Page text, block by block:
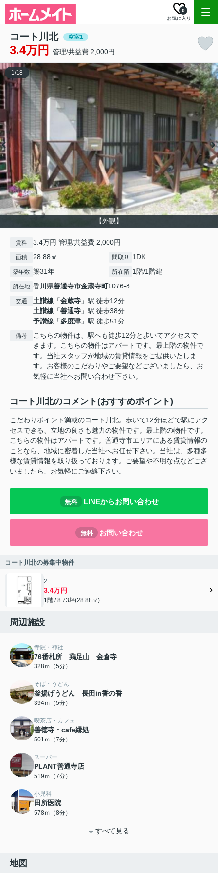
お気に入り
0
コート川北 空室1
3.4万円 管理/共益費 2,000円
【外観】
1/18
賃料 3.4万円 管理/共益費 2,000円
面積 28.88㎡ 間取り 1DK
築年数 築31年 所在階 1階/1階建
所在地 香川県善通寺市金蔵寺町1076-8
交通 土讃線 「金蔵寺 」駅 徒歩12分
土讃線 「善通寺 」駅 徒歩38分
予讃線 「多度津 」駅 徒歩51分
備考
こちらの物件は、駅へも徒歩12分と歩いてアクセスで
きます。こちらの物件はアパートです。最上階の物件で
す。当社スタッフが地域の賃貸情報をご提供いたしま
す。お客様のこだわりやご要望などございましたら、お
気軽に当社へお問い合わせ下さい。
コート川北のコメント(おすすめポイント)
こだわりポイント満載のコート川北。歩いて12分ほどで駅にアク
セスできる、立地の良さも魅力の物件です。最上階の物件です。
こちらの物件はアパートです。善通寺市エリアにある賃貸情報の
ことなら、地域に密着した当社へお任せ下さい。当社は、多種多
様な賃貸情報を取り扱っております。ご要望や不明な点などござ
いましたら、お気軽にご連絡下さい。
無料 LINEからお問い合わせ
無料 お問い合わせ
コート川北の募集中物件
2
3.4万円
1階 / 8.73坪(28.88㎡)
周辺施設
寺院・神社
76番札所 鶏足山 金倉寺
328ｍ（5分）
そば・うどん
釜揚げうどん 長田in香の香
394ｍ（5分）
喫茶店・カフェ
善徳寺・cafe縁処
501ｍ（7分）
スーパー
PLANT善通寺店
519ｍ（7分）
小児科
田所医院
578ｍ（8分）
すべて見る
地図